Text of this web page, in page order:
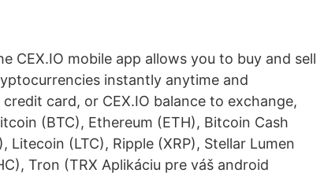
CEX.IO mobile app allows you to buy and sell
instantly anytime and
card, or CEX.IO balance to exchange,
(BTC), Ethereum (ETH), Bitcoin Cash
Litecoin (LTC), Ripple (XRP), Stellar Lumen
Tron (TRX Aplikáciu pre váš android